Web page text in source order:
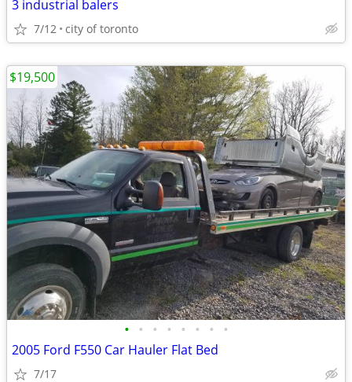
3 industrial balers
7/12 city of toronto
• • • • • • • •
2005 Ford F550 Car Hauler Flat Bed
7/17
$19,500